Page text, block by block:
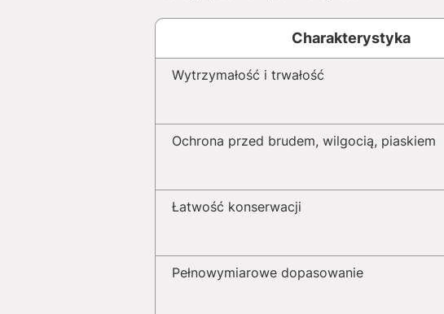
Charakterystyka
Wytrzymałość i trwałość
Ochrona przed brudem, wilgocią, piaskiem
Łatwość konserwacji
Pełnowymiarowe dopasowanie